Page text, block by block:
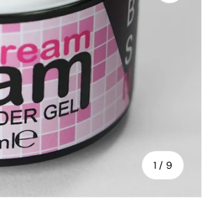
1 / di
9